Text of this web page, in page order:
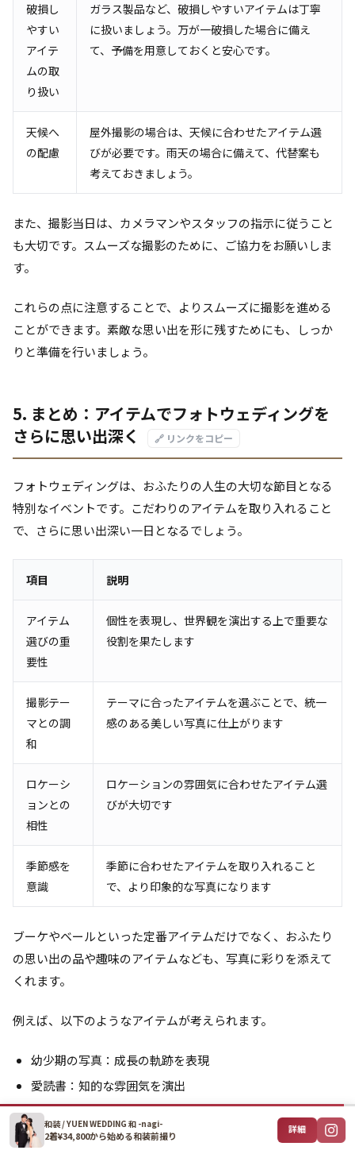
破損し
やすい
アイテ
ムの取
り扱い
ガラス製品など、破損しやすいアイテムは丁寧
に扱いましょう。万が一破損した場合に備え
て、予備を用意しておくと安心です。
天候へ
の配慮
屋外撮影の場合は、天候に合わせたアイテム選
びが必要です。雨天の場合に備えて、代替案も
考えておきましょう。
また、撮影当日は、カメラマンやスタッフの指示に従うこと
も大切です。スムーズな撮影のために、ご協力をお願いしま
す。
これらの点に注意することで、よりスムーズに撮影を進める
ことができます。素敵な思い出を形に残すためにも、しっか
りと準備を行いましょう。
5. まとめ：アイテムでフォトウェディングを
さらに思い出深く
🔗 リンクをコピー
フォトウェディングは、おふたりの人生の大切な節目となる
特別なイベントです。こだわりのアイテムを取り入れること
で、さらに思い出深い一日となるでしょう。
項目 説明
アイテム
選びの重
要性
個性を表現し、世界観を演出する上で重要な
役割を果たします
撮影テー
マとの調
和
テーマに合ったアイテムを選ぶことで、統一
感のある美しい写真に仕上がります
ロケーシ
ョンとの
相性
ロケーションの雰囲気に合わせたアイテム選
びが大切です
季節感を
意識
季節に合わせたアイテムを取り入れること
で、より印象的な写真になります
ブーケやベールといった定番アイテムだけでなく、おふたり
の思い出の品や趣味のアイテムなども、写真に彩りを添えて
くれます。
例えば、以下のようなアイテムが考えられます。
幼少期の写真：成長の軌跡を表現
愛読書：知的な雰囲気を演出
趣味のアイテム：共通の趣味を表現
イニシャルオブジェ：おふたりの名前をさりげなくアピー
和装 / YUEN WEDDING 和 -nagi-
2着¥34,800から始める和装前撮り
詳細